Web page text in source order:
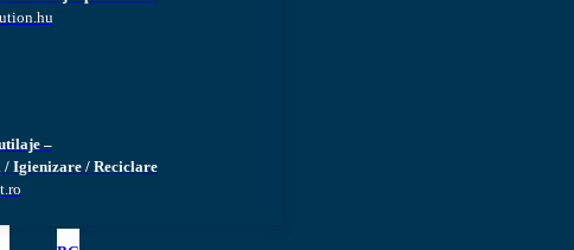
–
Igienizare / Reciclare